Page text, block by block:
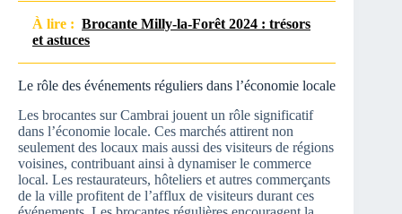
À lire : Brocante Milly-la-Forêt 2024 : trésors
et astuces
Le rôle des événements réguliers dans l’économie locale
Les brocantes sur Cambrai jouent un rôle significatif
dans l’économie locale. Ces marchés attirent non
seulement des locaux mais aussi des visiteurs de régions
voisines, contribuant ainsi à dynamiser le commerce
local. Les restaurateurs, hôteliers et autres commerçants
de la ville profitent de l’afflux de visiteurs durant ces